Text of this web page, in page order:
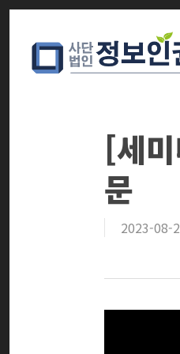
Skip
[세
문
2023-08-